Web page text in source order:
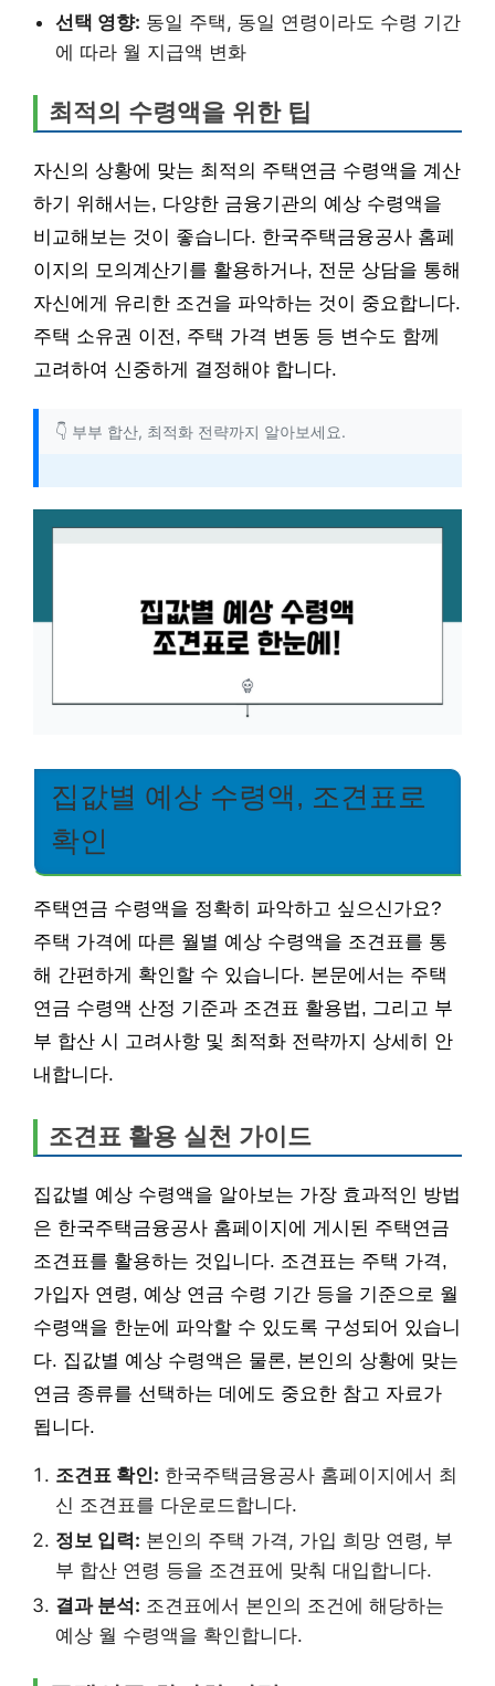
선택 영향: 동일 주택, 동일 연령이라도 수령 기간
에 따라 월 지급액 변화
최적의 수령액을 위한 팁
자신의 상황에 맞는 최적의 주택연금 수령액을 계산
하기 위해서는, 다양한 금융기관의 예상 수령액을
비교해보는 것이 좋습니다. 한국주택금융공사 홈페
이지의 모의계산기를 활용하거나, 전문 상담을 통해
자신에게 유리한 조건을 파악하는 것이 중요합니다.
주택 소유권 이전, 주택 가격 변동 등 변수도 함께
고려하여 신중하게 결정해야 합니다.
👇 부부 합산, 최적화 전략까지 알아보세요.
집값별 예상 수령액, 조견표로
확인
주택연금 수령액을 정확히 파악하고 싶으신가요?
주택 가격에 따른 월별 예상 수령액을 조견표를 통
해 간편하게 확인할 수 있습니다. 본문에서는 주택
연금 수령액 산정 기준과 조견표 활용법, 그리고 부
부 합산 시 고려사항 및 최적화 전략까지 상세히 안
내합니다.
조견표 활용 실천 가이드
집값별 예상 수령액을 알아보는 가장 효과적인 방법
은 한국주택금융공사 홈페이지에 게시된 주택연금
조견표를 활용하는 것입니다. 조견표는 주택 가격,
가입자 연령, 예상 연금 수령 기간 등을 기준으로 월
수령액을 한눈에 파악할 수 있도록 구성되어 있습니
다. 집값별 예상 수령액은 물론, 본인의 상황에 맞는
연금 종류를 선택하는 데에도 중요한 참고 자료가
됩니다.
조견표 확인: 한국주택금융공사 홈페이지에서 최
신 조견표를 다운로드합니다.
정보 입력: 본인의 주택 가격, 가입 희망 연령, 부
부 합산 연령 등을 조견표에 맞춰 대입합니다.
결과 분석: 조견표에서 본인의 조건에 해당하는
예상 월 수령액을 확인합니다.